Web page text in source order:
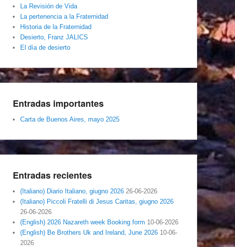
La Revisión de Vida
La pertenencia a la Fraternidad
Historia de la Fraternidad
Desierto, Franz JALICS
El día de desierto
Entradas importantes
Carta de Buenos Aires, mayo 2025
Entradas recientes
(Italiano) Diario Italiano, giugno 2026 26-06-2026
(Italiano) Piccoli Fratelli di Jesus Caritas, giugno 2026
26-06-2026
(English) 2026 Nazareth week Booking form 10-06-2026
(English) Be Brothers Uk and Ireland, June 2026 10-06-
2026